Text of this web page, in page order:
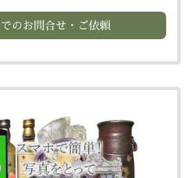
のお問合せ・ご依頼